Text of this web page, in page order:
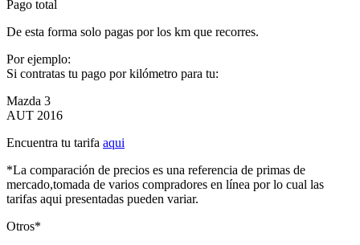
Pago total
De esta forma solo pagas por los km que recorres.
Por ejemplo:
Si contratas tu pago por kilómetro para tu:
Mazda 3
AUT 2016
Encuentra tu tarifa aqui
*La comparación de precios es una referencia de primas de
mercado,tomada de varios compradores en línea por lo cual las
tarifas aqui presentadas pueden variar.
Otros*